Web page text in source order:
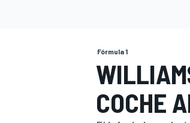
INDYCAR
Fórmula 1
COCHE